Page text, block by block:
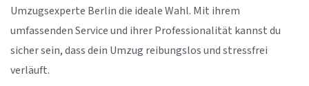
Umzugsexperte Berlin die ideale Wahl. Mit ihrem
umfassenden Service und ihrer Professionalität kannst du
sicher sein, dass dein Umzug reibungslos und stressfrei
verläuft.